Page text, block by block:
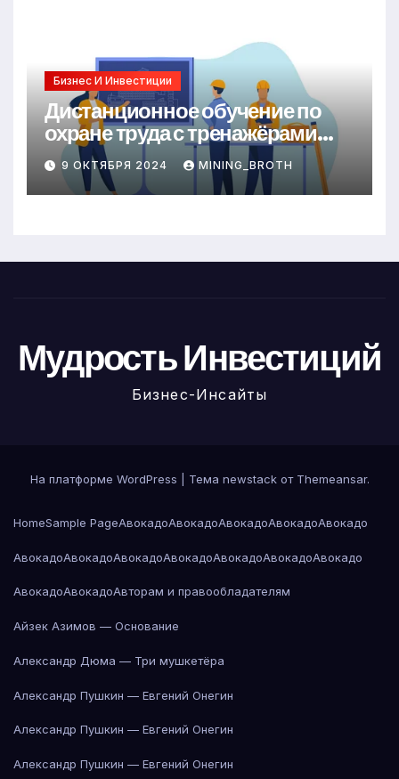
Бизнес И Инвестиции
Дистанционное обучение по
охране труда с тренажёрами
онлайн
9 ОКТЯБРЯ 2024 MINING_BROTH
Мудрость Инвестиций
Бизнес-Инсайты
На платформе WordPress Тема newstack от Themeansar.
HomeSample PageАвокадоАвокадоАвокадоАвокадоАвокадо
АвокадоАвокадоАвокадоАвокадоАвокадоАвокадоАвокадо
АвокадоАвокадоАвторам и правообладателям
Айзек Азимов — Основание
Александр Дюма — Три мушкетёра
Александр Пушкин — Евгений Онегин
Александр Пушкин — Евгений Онегин
Александр Пушкин — Евгений Онегин